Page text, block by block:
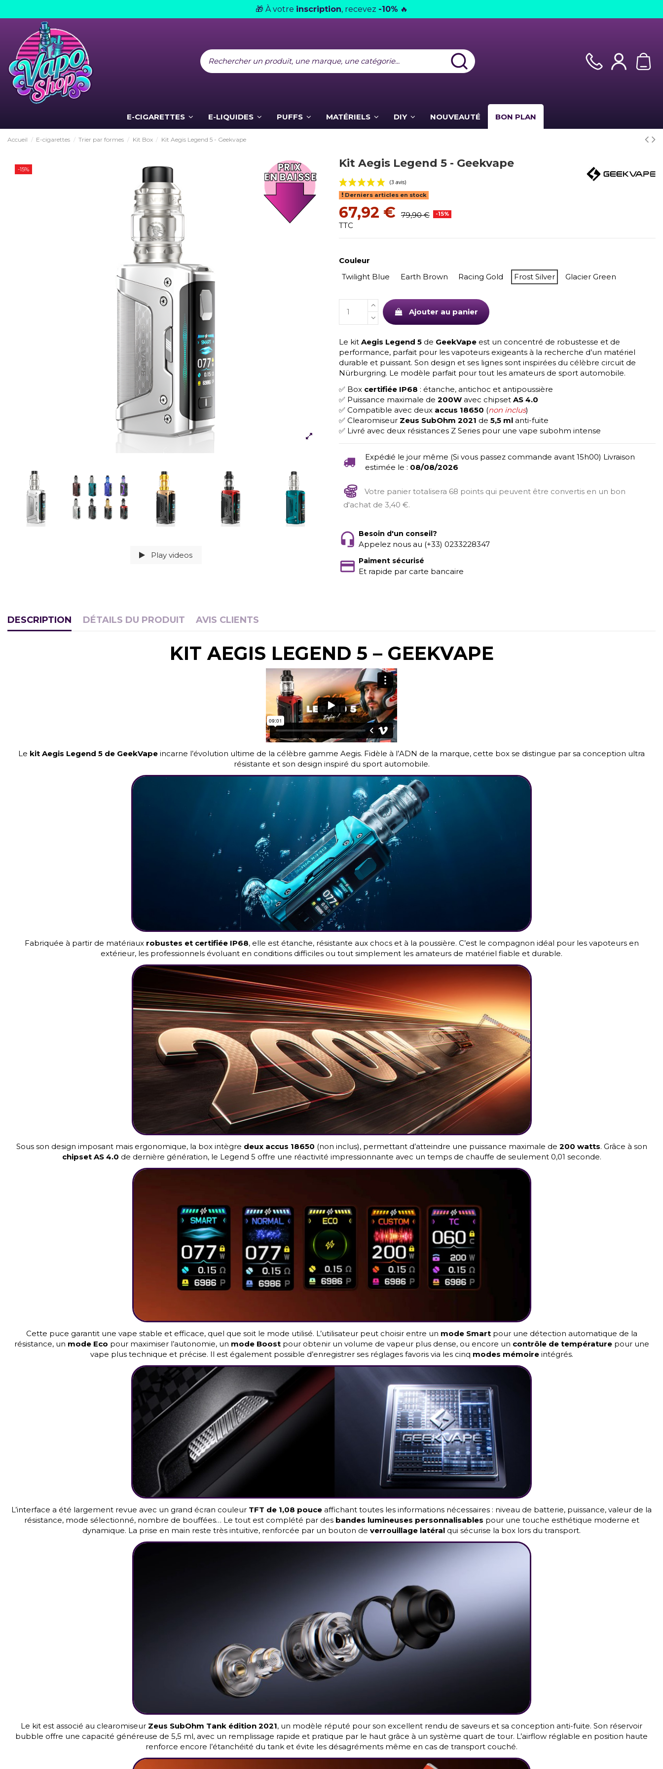
🎁 À votre inscription, recevez -10% 🔥
E-CIGARETTES E-LIQUIDES PUFFS MATÉRIELS DIY NOUVEAUTÉ BON PLAN
Accueil E-cigarettes Trier par formes Kit Box Kit Aegis Legend 5 - Geekvape
-15%
Play videos
Kit Aegis Legend 5 - Geekvape
Derniers articles en stock
67,92 € 79,90 € -15%
TTC
Couleur
Twilight Blue
Earth Brown Racing Gold Frost Silver Glacier Green
Ajouter au panier
Le kit Aegis Legend 5 de GeekVape est un concentré de robustesse et de
performance, parfait pour les vapoteurs exigeants à la recherche d’un matériel
durable et puissant. Son design et ses lignes sont inspirées du célèbre circuit de
Nürburgring. Le modèle parfait pour tout les amateurs de sport automobile.
✅ Box certifiée IP68 : étanche, antichoc et antipoussière
✅ Puissance maximale de 200W avec chipset AS 4.0
✅ Compatible avec deux accus 18650 (non inclus)
✅ Clearomiseur Zeus SubOhm 2021 de 5,5 ml anti-fuite
✅ Livré avec deux résistances Z Series pour une vape subohm intense
Expédié le jour même (Si vous passez commande avant 15h00) Livraison
estimée le : 08/08/2026
Votre panier totalisera 68 points qui peuvent être convertis en un bon
d'achat de 3,40 €.
Besoin d'un conseil?
Appelez nous au (+33) 0233228347
Paiment sécurisé
Et rapide par carte bancaire
DESCRIPTION DÉTAILS DU PRODUIT AVIS CLIENTS
KIT AEGIS LEGEND 5 – GEEKVAPE
Le kit Aegis Legend 5 de GeekVape incarne l’évolution ultime de la célèbre gamme Aegis. Fidèle à l’ADN de la marque, cette box se distingue par sa conception ultra
résistante et son design inspiré du sport automobile.
Fabriquée à partir de matériaux robustes et certifiée IP68, elle est étanche, résistante aux chocs et à la poussière. C’est le compagnon idéal pour les vapoteurs en
extérieur, les professionnels évoluant en conditions difficiles ou tout simplement les amateurs de matériel fiable et durable.
Sous son design imposant mais ergonomique, la box intègre deux accus 18650 (non inclus), permettant d’atteindre une puissance maximale de 200 watts. Grâce à son
chipset AS 4.0 de dernière génération, le Legend 5 offre une réactivité impressionnante avec un temps de chauffe de seulement 0,01 seconde.
Cette puce garantit une vape stable et efficace, quel que soit le mode utilisé. L’utilisateur peut choisir entre un mode Smartpour une détection automatique de la
résistance, un mode Eco pour maximiser l’autonomie, un mode Boostpour obtenir un volume de vapeur plus dense, ou encore un contrôle de températurepour une
vape plus technique et précise. Il est également possible d’enregistrer ses réglages favoris via les cinq modes mémoireintégrés.
L’interface a été largement revue avec un grand écran couleur TFT de 1,08 pouce affichant toutes les informations nécessaires : niveau de batterie, puissance, valeur de la
résistance, mode sélectionné, nombre de bouffées… Le tout est complété par des bandes lumineuses personnalisables pour une touche esthétique moderne et
dynamique. La prise en main reste très intuitive, renforcée par un bouton de verrouillage latéral qui sécurise la box lors du transport.
Le kit est associé au clearomiseur Zeus SubOhm Tank édition 2021, un modèle réputé pour son excellent rendu de saveurs et sa conception anti-fuite. Son réservoir
bubble offre une capacité généreuse de 5,5 ml, avec un remplissage rapide et pratique par le haut grâce à un système quart de tour. L’airflow réglable en position haute
renforce encore l’étanchéité du tank et évite les désagréments même en cas de transport couché.